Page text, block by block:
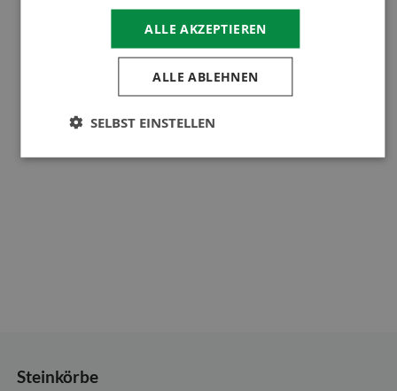
Steinkörbe
ALLE AKZEPTIEREN
ALLE ABLEHNEN
SELBST EINSTELLEN